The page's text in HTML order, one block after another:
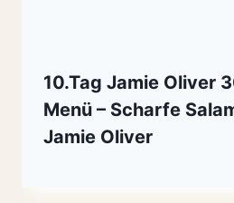
10.Tag Jamie Oliver
Menü – Scharfe
Jamie Oliver